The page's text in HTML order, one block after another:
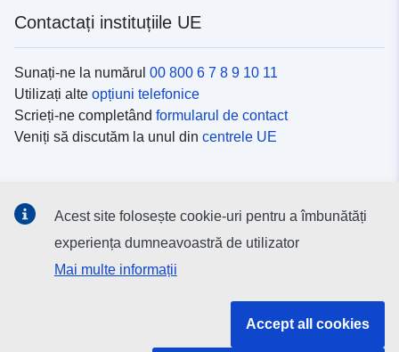
Contactați instituțiile UE
Sunați-ne la numărul 00 800 6 7 8 9 10 11
Utilizați alte opțiuni telefonice
Scrieți-ne completând formularul de contact
Veniți să discutăm la unul din centrele UE
Descoperiți canalele UEpe rețelele sociale
Instituțiile și organismele UE
Acest site folosește cookie-uri pentru a îmbunătăți
experiența dumneavoastră de utilizator
Mai multe informații
Accept all cookies